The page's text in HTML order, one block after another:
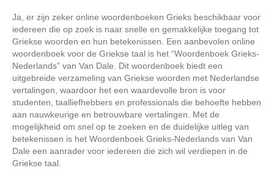
Ja, er zijn zeker online woordenboeken Grieks beschikbaar voor
iedereen die op zoek is naar snelle en gemakkelijke toegang tot
Griekse woorden en hun betekenissen. Een aanbevolen online
woordenboek voor de Griekse taal is het “Woordenboek Grieks-
Nederlands” van Van Dale. Dit woordenboek biedt een
uitgebreide verzameling van Griekse woorden met Nederlandse
vertalingen, waardoor het een waardevolle bron is voor
studenten, taalliefhebbers en professionals die behoefte hebben
aan nauwkeurige en betrouwbare vertalingen. Met de
mogelijkheid om snel op te zoeken en de duidelijke uitleg van
betekenissen is het Woordenboek Grieks-Nederlands van Van
Dale een aanrader voor iedereen die zich wil verdiepen in de
Griekse taal.